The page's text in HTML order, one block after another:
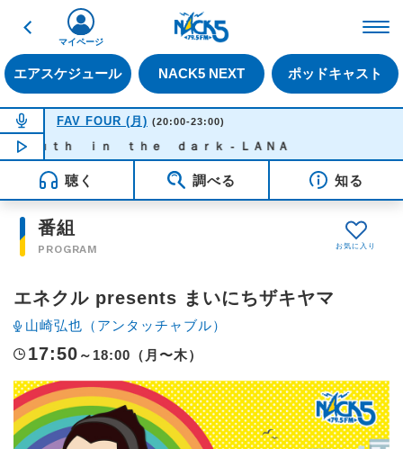
戻る
エアスケジュール NACK5 NEXT ポッドキャスト
マイページ
NOW ON AIR
FAV FOUR (月) (20:00-23:00)
NOW PLAYING 22:10
ｕｔｈ ｉｎ ｔｈｅ ｄａｒｋ - ＬＡＮＡ
聴く 調べる 知る
番組
PROGRAM
エネクル presents まいにちザキヤマ
山崎弘也（アンタッチャブル）
17:50 ～18:00（月〜木）